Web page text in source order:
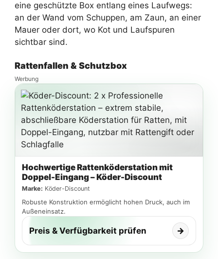
eine geschützte Box entlang eines Laufwegs:
an der Wand vom Schuppen, am Zaun, an einer
Mauer oder dort, wo Kot und Laufspuren
sichtbar sind.
Rattenfallen & Schutzbox
Werbung
Hochwertige Rattenköderstation mit
Doppel-Eingang – Köder-Discount
Marke: Köder-Discount
Robuste Konstruktion ermöglicht hohen Druck, auch im
Außeneinsatz.
Preis & Verfügbarkeit prüfen →